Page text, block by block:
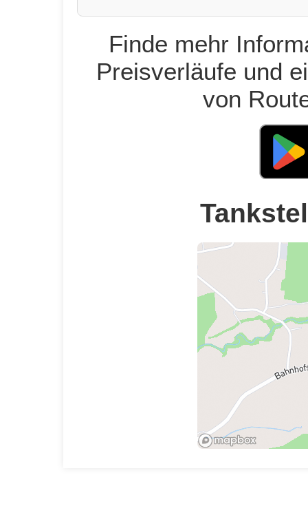
Finde mehr
Preisverläufe und
von